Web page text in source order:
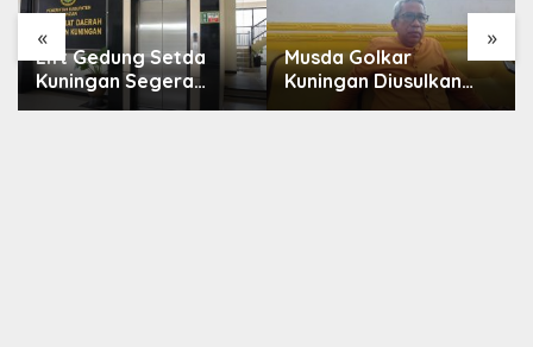
« »
Lift Gedung Setda
Kuningan Segera
Dilelang, Anggaran
Musda Golkar
Kuningan Diusulkan
Digelar September